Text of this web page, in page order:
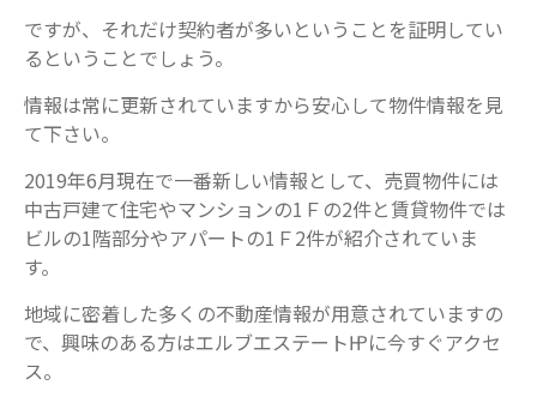
ですが、それだけ契約者が多いということを証明してい
るということでしょう。
情報は常に更新されていますから安心して物件情報を見
て下さい。
2019年6月現在で一番新しい情報として、売買物件には
中古戸建て住宅やマンションの1Ｆの2件と賃貸物件では
ビルの1階部分やアパートの1Ｆ2件が紹介されていま
す。
地域に密着した多くの不動産情報が用意されていますの
で、興味のある方はエルブエステート㏋に今すぐアクセ
ス。